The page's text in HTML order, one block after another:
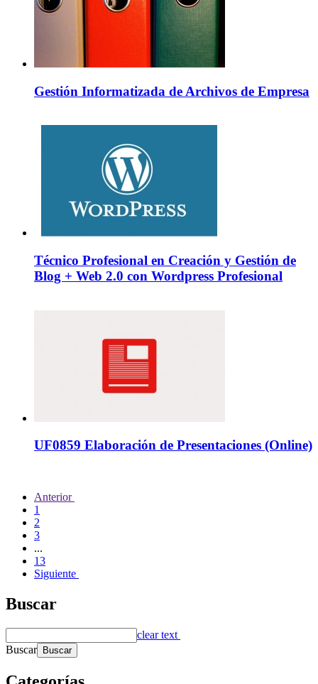
Gestión Informatizada de Archivos de Empresa
Técnico Profesional en Creación y Gestión de
Blog + Web 2.0 con Wordpress Profesional
UF0859 Elaboración de Presentaciones (Online)
Anterior
1
2
3
...
13
Siguiente
Buscar
clear text
Buscar